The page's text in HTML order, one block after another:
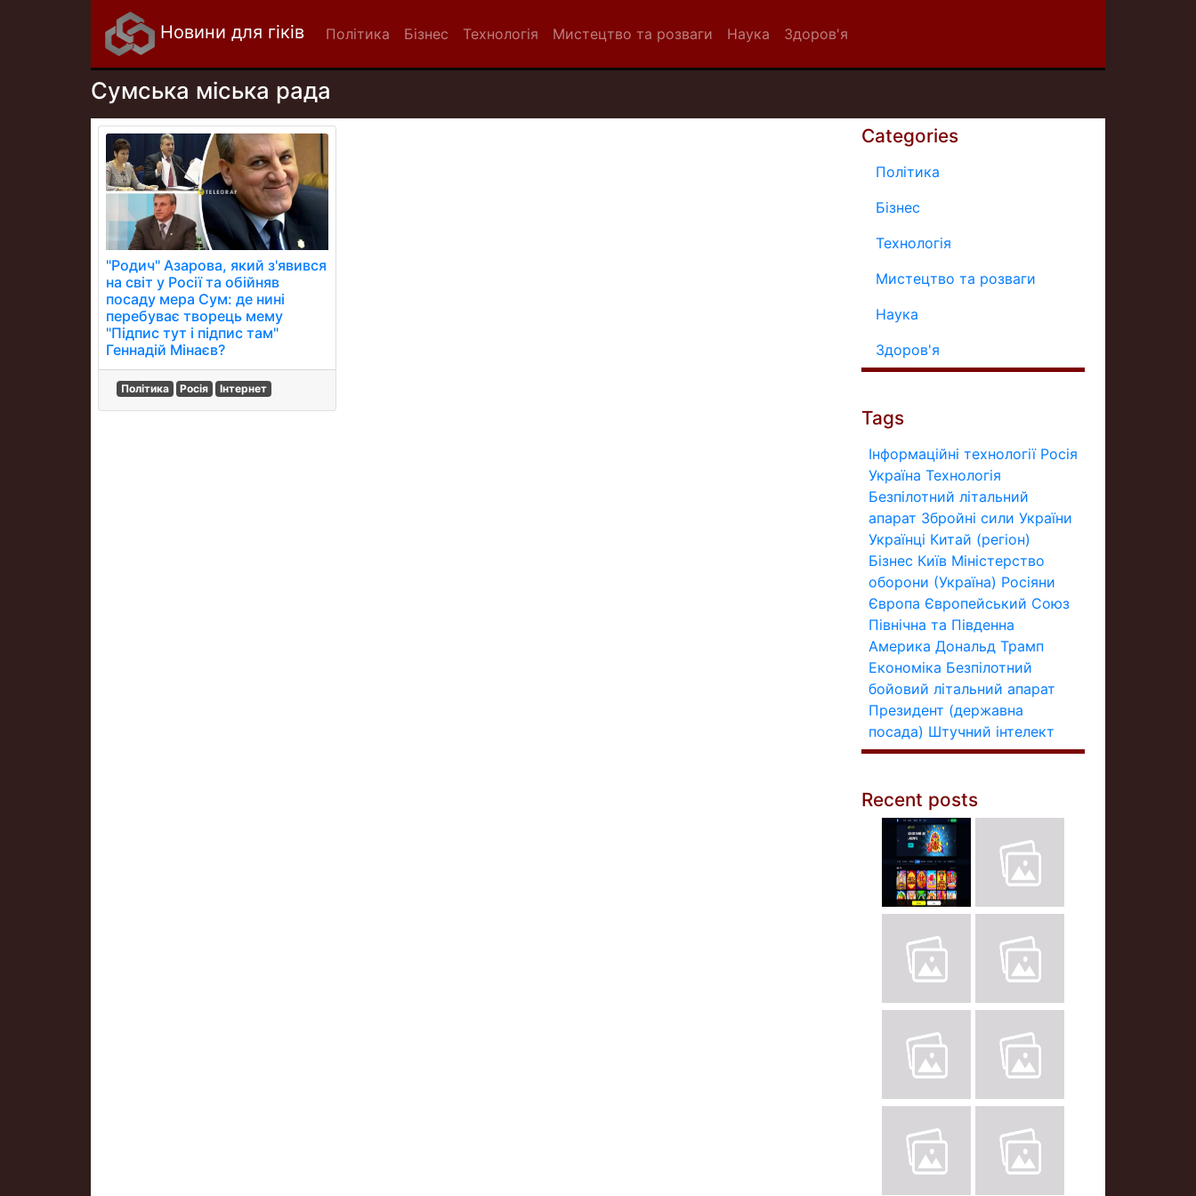
Новини для гіків Політика Бізнес Технологія Мистецтво та розваги Наука Здоров'я
Сумська міська рада
"Родич" Азарова, який з'явився
на світ у Росії та обійняв
посаду мера Сум: де нині
перебуває творець мему
"Підпис тут і підпис там"
Геннадій Мінаєв?
Політика Росія Інтернет
Categories
Політика
Бізнес
Технологія
Мистецтво та розваги
Наука
Здоров'я
Tags
Інформаційні технології Росія
Україна Технологія
Безпілотний літальний
апарат Збройні сили України
Українці Китай (регіон)
Бізнес Київ Міністерство
оборони (Україна) Росіяни
Європа Європейський Союз
Північна та Південна
Америка Дональд Трамп
Економіка Безпілотний
бойовий літальний апарат
Президент (державна
посада) Штучний інтелект
Recent posts